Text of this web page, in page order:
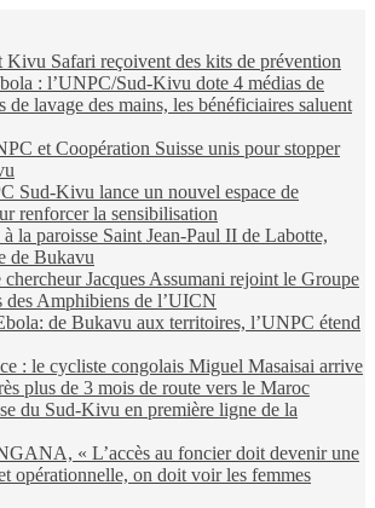
Safari reçoivent des kits de prévention
: l’UNPC/Sud-Kivu dote 4 médias de
de lavage des mains, les bénéficiaires saluent
et Coopération Suisse unis pour stopper
Sud-Kivu lance un nouvel espace de
renforcer la sensibilisation
la paroisse Saint Jean-Paul II de Labotte,
de Bukavu
Jacques Assumani rejoint le Groupe
des Amphibiens de l’UICN
de Bukavu aux territoires, l’UNPC étend
: le cycliste congolais Miguel Masaisai arrive
plus de 3 mois de route vers le Maroc
du Sud-Kivu en première ligne de la
« L’accès au foncier doit devenir une
opérationnelle, on doit voir les femmes